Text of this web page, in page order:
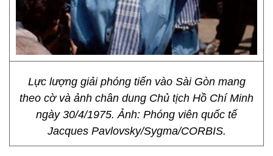
Lực lượng giải phóng tiến vào Sài Gòn mang
theo cờ và ảnh chân dung Chủ tịch Hồ Chí Minh
ngày 30/4/1975. Ảnh: Phóng viên quốc tế
Jacques Pavlovsky/Sygma/CORBIS.